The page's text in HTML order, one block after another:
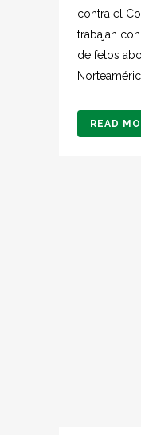
contra el
trabajan
de fetos
READ